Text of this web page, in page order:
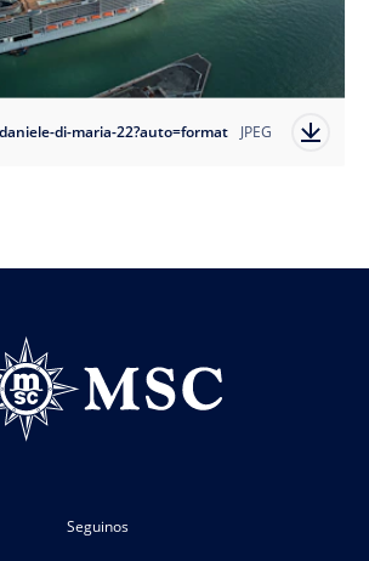
di-maria-22?auto=format JPEG
Seguinos